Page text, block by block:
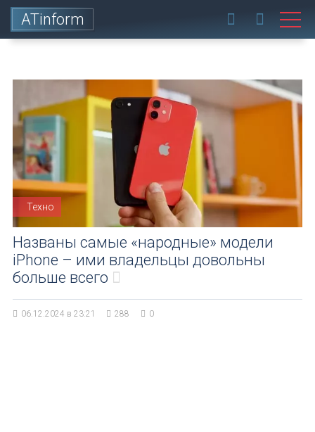
ATinform
Техно
Названы самые «народные» модели
iPhone – ими владельцы довольны
больше всего
06.12.2024 в 23:21 288 0